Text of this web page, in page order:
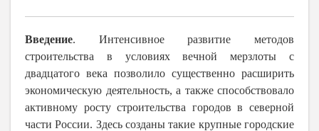
Введение. Интенсивное развитие методов
строительства в условиях вечной мерзлоты с
двадцатого века позволило существенно расширить
экономическую деятельность, а также способствовало
активному росту строительства городов в северной
части России. Здесь созданы такие крупные городские